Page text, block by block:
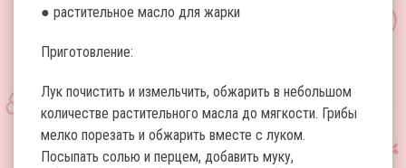
● растительное масло для жарки
Приготовление:
Лук почистить и измельчить, обжарить в небольшом
количестве растительного масла до мягкости. Грибы
мелко порезать и обжарить вместе с луком.
Посыпать солью и перцем, добавить муку,